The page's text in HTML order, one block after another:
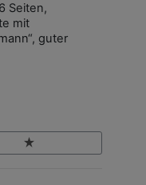
Seiten,
mit
guter